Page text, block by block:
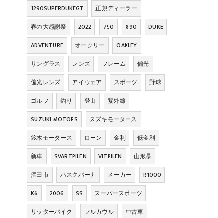
1290SUPERDUKEGT
正規ディーラー
春の大感謝祭
2022 790 890
DUKE
ADVENTURE
オークリー
OAKLEY
サングラス
レンズ フレーム
偏光
偏光レンズ
アイウェア スポーツ
野球
ゴルフ
釣り 登山
紫外線
SUZUKI MOTORS
スズキモータース
鈴木モータース
ローン 金利
低金利
新車
SVARTPILEN VITPILEN
山形県
酒田市
ハスクバーナ メーカー
R1000
K6
2006 SS
スーパースポーツ
リッターバイク
フルカウル
中古車